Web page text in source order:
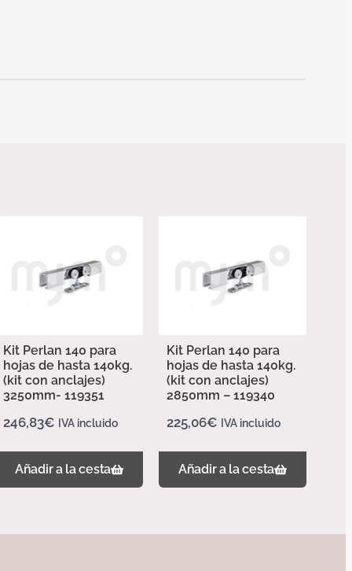
Kit Perlan 140 para
hojas de hasta 140kg.
(kit con anclajes)
3250mm- 119351
246,83€ IVA incluido
Añadir a la cesta
Kit Perlan 140 para
hojas de hasta 140kg.
(kit con anclajes)
2850mm – 119340
225,06€ IVA incluido
Añadir a la cesta